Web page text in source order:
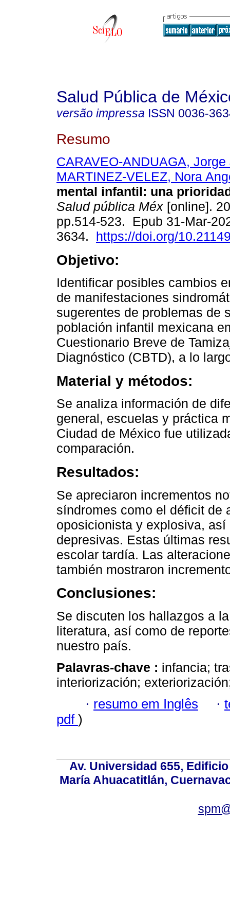
Salud Pública de
versão impressa ISSN 0036-
Resumo
CARAVEO-ANDUAGA, Jorge
MARTINEZ-VELEZ, Nora
mental infantil: una
Salud pública Méx [online].
pp.514-523. Epub 31-Mar-
3634. https://doi.org/
Objetivo:
Identificar posibles cambios
de manifestaciones
sugerentes de problemas de
población infantil mexicana
Cuestionario Breve de
Diagnóstico (CBTD), a lo
Material y métodos:
Se analiza información de
general, escuelas y práctica
Ciudad de México fue
comparación.
Resultados:
Se apreciaron incrementos
síndromes como el déficit de
oposicionista y explosiva,
depresivas. Estas últimas
escolar tardía. Las
también mostraron
Conclusiones:
Se discuten los hallazgos a
literatura, así como de
nuestro país.
Palavras-chave : infancia;
interiorización;
· resumo em Inglês ·
pdf )
Av. Universidad 655,
María Ahuacatitlán,